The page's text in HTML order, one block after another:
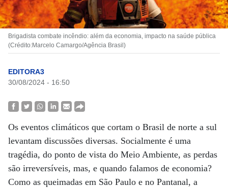
Brigadista combate incêndio: além da economia, impacto na saúde pública
(Crédito:Marcelo Camargo/Agência Brasil)
EDITORA3
30/08/2024 - 16:50
Os eventos climáticos que cortam o Brasil de norte a sul
levantam discussões diversas. Socialmente é uma
tragédia, do ponto de vista do Meio Ambiente, as perdas
são irreversíveis, mas, e quando falamos de economia?
Como as queimadas em São Paulo e no Pantanal, a